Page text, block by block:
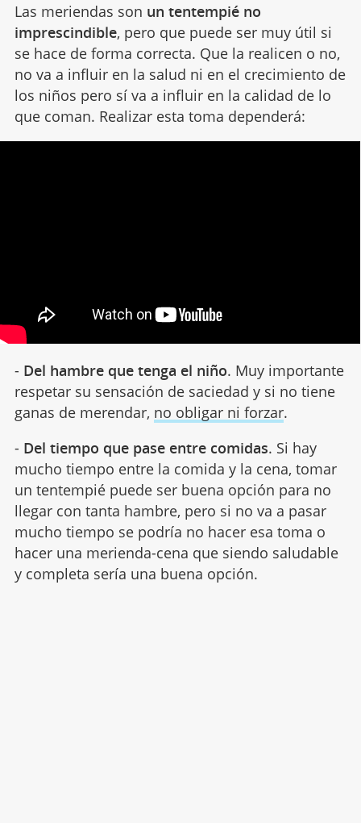
Las meriendas son un tentempié no
imprescindible, pero que puede ser muy útil si
se hace de forma correcta. Que la realicen o no,
no va a influir en la salud ni en el crecimiento de
los niños pero sí va a influir en la calidad de lo
que coman. Realizar esta toma dependerá:
- Del hambre que tenga el niño. Muy importante
respetar su sensación de saciedad y si no tiene
ganas de merendar, no obligar ni forzar.
- Del tiempo que pase entre comidas. Si hay
mucho tiempo entre la comida y la cena, tomar
un tentempié puede ser buena opción para no
llegar con tanta hambre, pero si no va a pasar
mucho tiempo se podría no hacer esa toma o
hacer una merienda-cena que siendo saludable
y completa sería una buena opción.